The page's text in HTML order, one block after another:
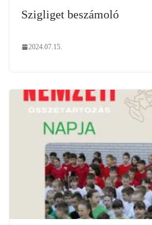
Szigliget beszámoló
2024.07.15.